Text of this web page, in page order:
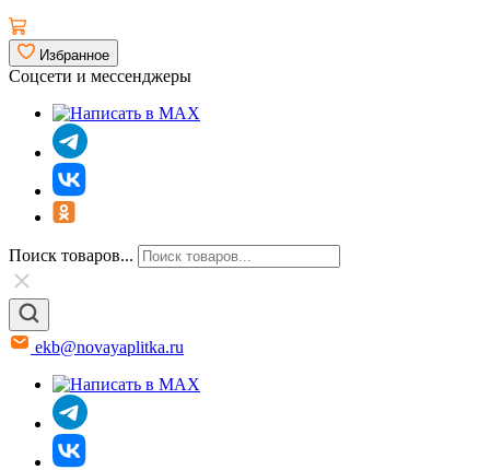
Избранное
Соцсети и мессенджеры
Поиск товаров...
ekb@novayaplitka.ru